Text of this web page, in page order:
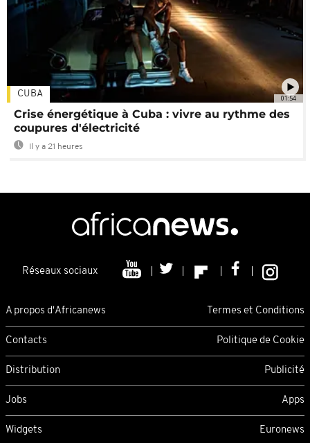
01:54
CUBA
Crise énergétique à Cuba : vivre au rythme des
coupures d'électricité
Il y a 21 heures
Réseaux sociaux
A propos d'Africanews Termes et Conditions
Contacts Politique de Cookie
Distribution Publicité
Jobs Apps
Widgets Euronews